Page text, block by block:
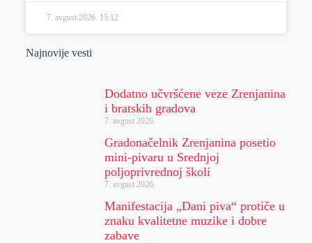
7. avgust 2026. 15:12
Najnovije vesti
Dodatno učvršćene veze Zrenjanina
i bratskih gradova
7. avgust 2026.
Gradonačelnik Zrenjanina posetio
mini-pivaru u Srednjoj
poljoprivrednoj školi
7. avgust 2026.
Manifestacija „Dani piva“ protiče u
znaku kvalitetne muzike i dobre
zabave